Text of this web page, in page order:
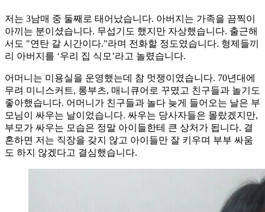
저는 3남매 중 둘째로 태어났습니다. 아버지는 가족을 끔찍이
아끼는 분이셨습니다. 무섭기도 했지만 자상했습니다. 출근해
서도 "연탄 갈 시간이다."라며 전화할 정도였습니다. 형제들끼
리 아버지를 ‘우리 집 식모’라고 놀렸습니다.
어머니는 미용실을 운영했는데 참 멋쟁이였습니다. 70년대에
무려 미니스커트, 롱부츠, 매니큐어로 꾸몄고 친구들과 놀기도
좋아했습니다. 어머니가 친구들과 놀다 늦게 들어오는 날은 부
모님이 싸우는 날이었습니다. 싸우는 당사자들은 몰랐겠지만,
부모가 싸우는 모습은 정말 아이들한테 큰 상처가 됩니다. 결
혼하면 저는 직장을 갖지 않고 아이들만 잘 키우며 부부 싸움
도 하지 않겠다고 결심했습니다.